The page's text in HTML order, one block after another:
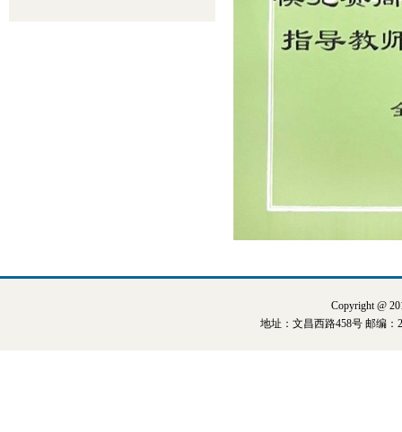
Copyright @
地址：文昌西路458号 邮编：